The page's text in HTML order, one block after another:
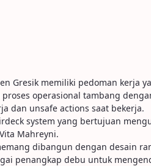
Gresik memiliki pedoman
operasional tambang
dan unsafe actions saat bekerja.
system yang bertujuan
Mahreyni.
dibangun dengan
penangkap debu untuk